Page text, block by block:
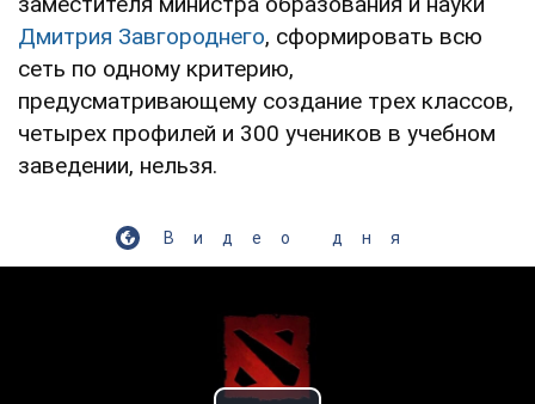
Дмитрия Завгороднего, сформировать всю
сеть по одному критерию,
предусматривающему создание трех классов,
четырех профилей и 300 учеников в учебном
заведении, нельзя.
Видео дня